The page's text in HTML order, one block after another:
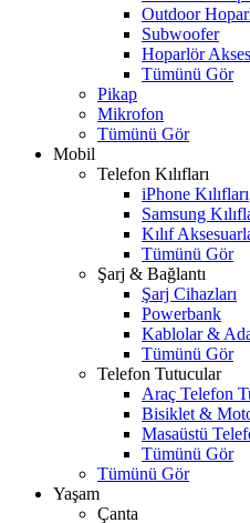
Outdoor
Subwoofer
Hoparlör
Tümünü Gör
Pikap
Mikrofon
Tümünü Gör
Mobil
Telefon Kılıfları
iPhone Kılıfları
Samsung
Kılıf
Tümünü Gör
Şarj & Bağlantı
Şarj Cihazları
Powerbank
Kablolar &
Tümünü Gör
Telefon Tutucular
Araç Telefon
Bisiklet &
Masaüstü
Tümünü Gör
Tümünü Gör
Yaşam
Çanta